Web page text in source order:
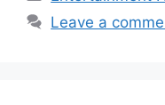
Leave a